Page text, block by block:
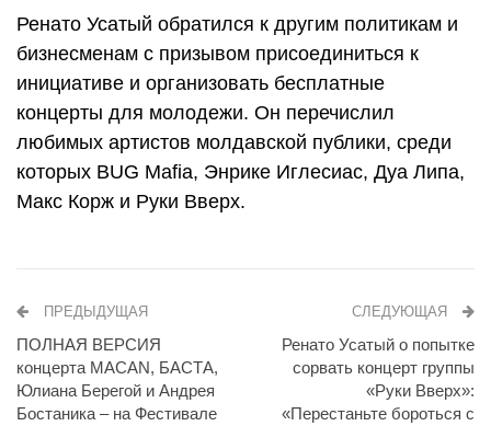
Ренато Усатый обратился к другим политикам и
бизнесменам с призывом присоединиться к
инициативе и организовать бесплатные
концерты для молодежи. Он перечислил
любимых артистов молдавской публики, среди
которых BUG Mafia, Энрике Иглесиас, Дуа Липа,
Макс Корж и Руки Вверх.
ПРЕДЫДУЩАЯ
ПОЛНАЯ ВЕРСИЯ
концерта MACAN, БАСТА,
Юлиана Берегой и Андрея
Бостаника – на Фестивале
СЛЕДУЮЩАЯ
Ренато Усатый о попытке
сорвать концерт группы
«Руки Вверх»:
«Перестаньте бороться с